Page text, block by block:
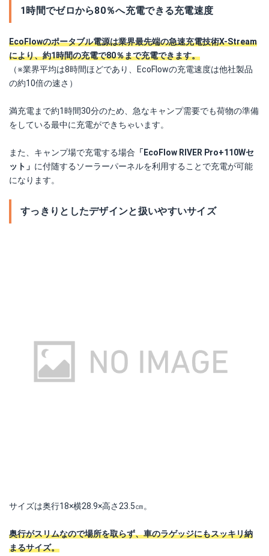
1時間でゼロから80％へ充電できる充電速度
EcoFlowのポータブル電源は業界最先端の急速充電技術X-Stream
により、約1時間の充電で80％まで充電できます。
（※業界平均は8時間ほどであり、EcoFlowの充電速度は他社製品
の約10倍の速さ）
満充電まで約1時間30分のため、急なキャンプ需要でも荷物の準備
をしている最中に充電ができちゃいます。
また、キャンプ場で充電する場合 「EcoFlow RIVER Pro+110Wセ
ット」 に付随するソーラーパーネルを利用することで充電が可能
になります。
すっきりとしたデザインと扱いやすいサイズ
サイズは奥行18×横28.9×高さ23.5㎝。
奥行がスリムなので場所を取らず、車のラゲッジにもスッキリ納
まるサイズ。